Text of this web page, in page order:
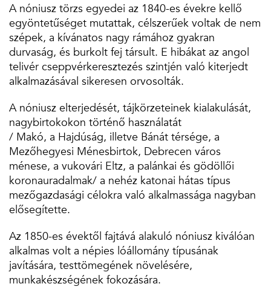
A nóniusz törzs egyedei az 1840-es évekre kellő
egyöntetűséget mutattak, célszerűek voltak de nem
szépek, a kívánatos nagy rámához gyakran
durvaság, és burkolt fej társult. E hibákat az angol
telivér cseppvérkeresztezés szintjén való kiterjedt
alkalmazásával sikeresen orvosolták.
A nóniusz elterjedését, tájkörzeteinek kialakulását,
nagybirtokokon történő használatát
/ Makó, a Hajdúság, illetve Bánát térsége, a
Mezőhegyesi Ménesbirtok, Debrecen város
ménese, a vukovári Eltz, a palánkai és gödöllői
koronauradalmak/ a nehéz katonai hátas típus
mezőgazdasági célokra való alkalmassága nagyban
elősegítette.
Az 1850-es évektől fajtává alakuló nóniusz kiválóan
alkalmas volt a népies lóállomány típusának
javítására, testtömegének növelésére,
munkakészségének fokozására.